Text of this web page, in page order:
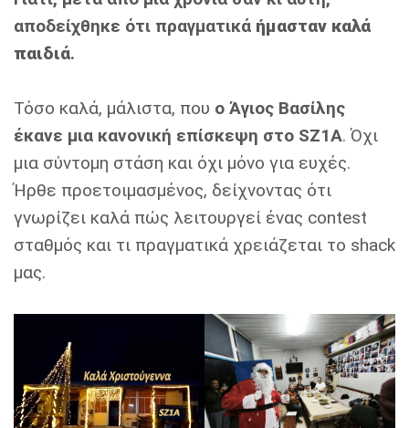
αποδείχθηκε ότι πραγματικά ήμασταν καλά
παιδιά.
Τόσο καλά, μάλιστα, που ο Άγιος Βασίλης
έκανε μια κανονική επίσκεψη στο SZ1A. Όχι
μια σύντομη στάση και όχι μόνο για ευχές.
Ήρθε προετοιμασμένος, δείχνοντας ότι
γνωρίζει καλά πώς λειτουργεί ένας contest
σταθμός και τι πραγματικά χρειάζεται το shack
μας.